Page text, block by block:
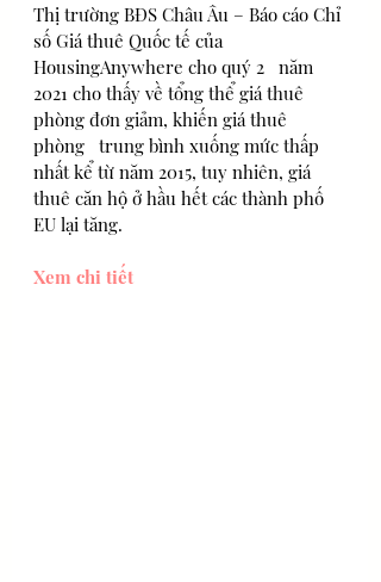
Thị trường BĐS Châu Âu – Báo cáo Chỉ
số Giá thuê Quốc tế của
HousingAnywhere cho quý 2   năm
2021 cho thấy về tổng thể giá thuê
phòng đơn giảm, khiến giá thuê
phòng   trung bình xuống mức thấp
nhất kể từ năm 2015, tuy nhiên, giá
thuê căn hộ ở hầu hết các thành phố
EU lại tăng.
Xem chi tiết